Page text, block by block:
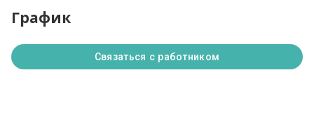
График
Связаться с работником